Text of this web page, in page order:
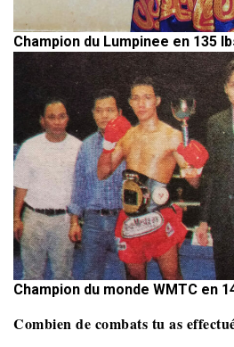
Champion du Lumpinee en 135
Champion du monde WMTC en
Combien de combats tu as